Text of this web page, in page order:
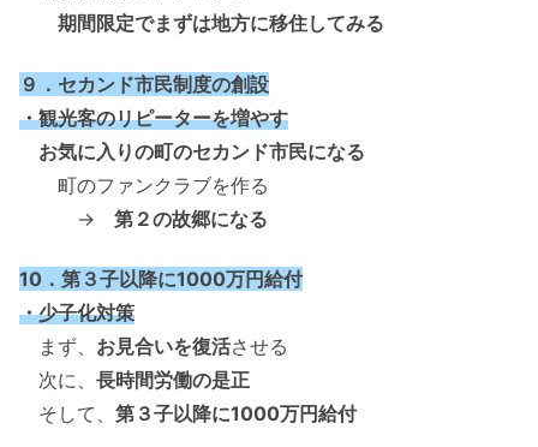
期間限定でまずは地方に移住してみる
９．セカンド市民制度の創設
・観光客のリピーターを増やす
お気に入りの町のセカンド市民になる
町のファンクラブを作る
→ 第２の故郷になる
10．第３子以降に1000万円給付
・少子化対策
まず、 お見合いを復活させる
次に、 長時間労働の是正
そして、 第３子以降に1000万円給付